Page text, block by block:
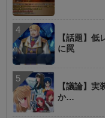
【話題】
に罠
【議論】
か…